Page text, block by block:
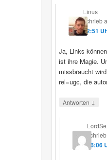
Linus
schrieb
12:51
Ja, Links
ist ihre Magie.
missbraucht
rel=ugc, die
Antworten ↓
schrieb
16:06